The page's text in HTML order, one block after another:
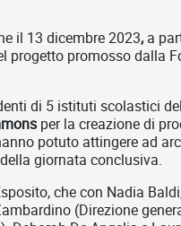
il 13 dicembre 2023, a
progetto promosso dalla
di 5 istituti scolastici
per la creazione di
potuto attingere ad
giornata conclusiva.
che con Nadia
(Direzione